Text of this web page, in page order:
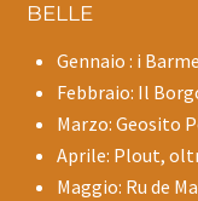
BELLE
Gennaio : i
Febbraio: Il
Marzo: Geosito
Aprile: Plout,
Maggio: Ru de